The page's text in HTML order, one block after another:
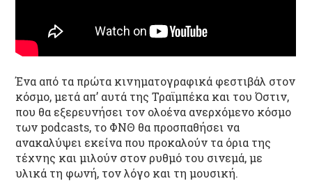
Ένα από τα πρώτα κινηματογραφικά φεστιβάλ στον
κόσμο, μετά απ’ αυτά της Τραϊμπέκα και του Όστιν,
που θα εξερευνήσει τον ολοένα ανερχόμενο κόσμο
των podcasts, το ΦΝΘ θα προσπαθήσει να
ανακαλύψει εκείνα που προκαλούν τα όρια της
τέχνης και μιλούν στον ρυθμό του σινεμά, με
υλικά τη φωνή, τον λόγο και τη μουσική.